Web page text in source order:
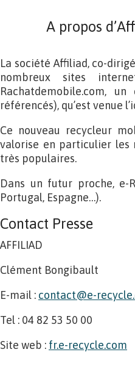
A propos
La société Affiliad, co-
nombreux sites
Rachatdemobile.com,
référencés), qu’est venue
Ce nouveau recycleur
valorise en particulier les
très populaires.
Dans un futur proche, e-
Portugal, Espagne…).
Contact Presse
AFFILIAD
Clément Bongibault
E-mail : contact@e-
Tel : 04 82 53 50 00
Site web : fr.e-recycle.com